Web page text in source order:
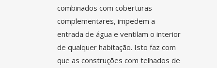
combinados com coberturas
complementares, impedem a
entrada de água e ventilam o interior
de qualquer habitação. Isto faz com
que as construções com telhados de